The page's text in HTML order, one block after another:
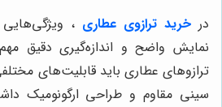
در خرید ترازوی عطاری ،
نمایش واضح و اندازه‌گیری دقیق
ترازوهای عطاری باید قابلیت‌های
سینی مقاوم و طراحی ارگونومیک